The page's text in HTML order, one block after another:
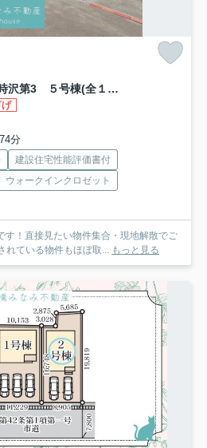
【新築】前橋市富士見町時沢第3 ５号棟(全１１棟) クリエートの家 新築建売分譲
分
建設住宅性能評価書付
ウォークインクロゼット
す！直接見たい物件集合・現地解散でご
れている物件もほぼ取...
もっと見る